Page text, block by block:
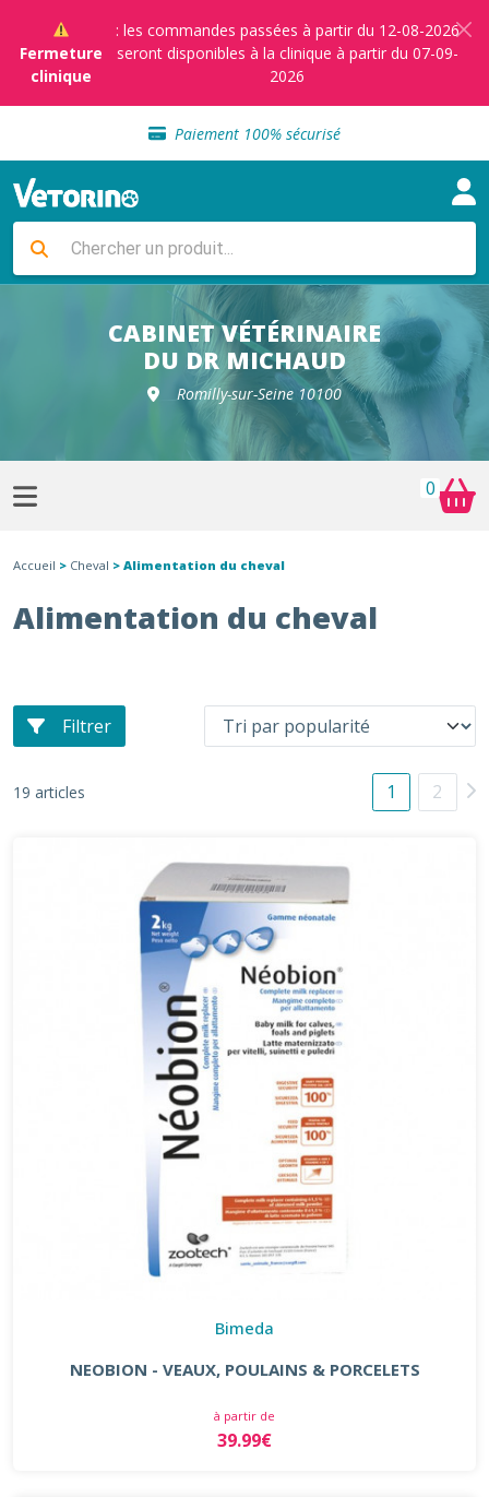
Fermeture
clinique
: les commandes passées à partir du 12-08-2026
seront disponibles à la clinique à partir du 07-09-
2026
Sélection de croquettes vétérinaire
Paiement 100% sécurisé
Livraison gratuite en clinique vétérinaire
Sélection de croquettes vétérinaire
Livraison gratuite en clinique vétérinaire
Retour gratuit en clinique
Sélection de croquettes vétérinaire
CABINET VÉTÉRINAIRE
DU DR MICHAUD
Romilly-sur-Seine 10100
0
Accueil > Cheval > Alimentation du cheval
Alimentation du cheval
Filtrer
19 articles 1 2
Bimeda
NEOBION - VEAUX, POULAINS & PORCELETS
à partir de
39.99€